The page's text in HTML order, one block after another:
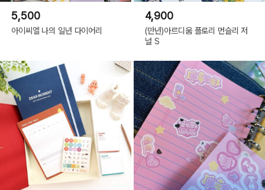
5,500
아이씨엘 나의 일년 다이어리
4,900
(만년)아르디움 플로리 먼슬리 저
널 S